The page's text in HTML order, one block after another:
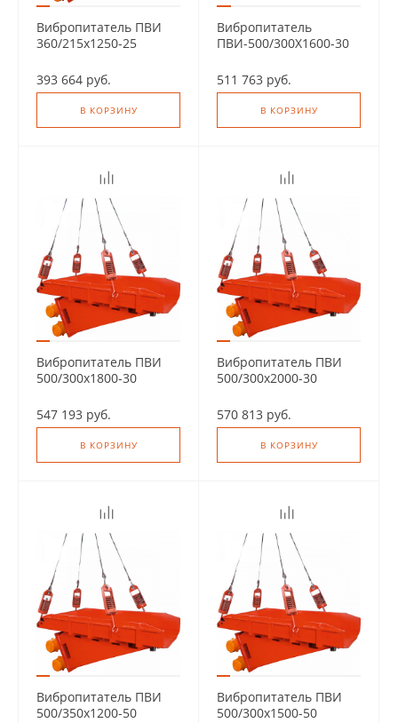
Вибропитатель ПВИ
360/215х1250-25
393 664 руб.
В КОРЗИНУ
Вибропитатель
ПВИ-500/300Х1600-30
511 763 руб.
В КОРЗИНУ
Вибропитатель ПВИ
500/300х1800-30
547 193 руб.
В КОРЗИНУ
Вибропитатель ПВИ
500/300х2000-30
570 813 руб.
В КОРЗИНУ
Вибропитатель ПВИ
500/350х1200-50
Вибропитатель ПВИ
500/300х1500-50